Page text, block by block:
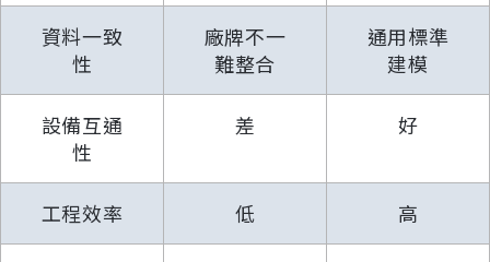
資料一致
性
廠牌不一
難整合
通用標準
建模
設備互通
性
差 好
工程效率 低 高